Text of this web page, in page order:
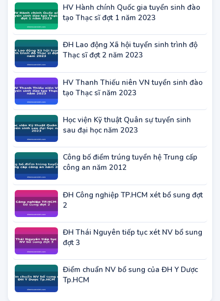
HV Hành chính Quốc gia tuyển sinh đào
tạo Thạc sĩ đợt 1 năm 2023
ĐH Lao động Xã hội tuyển sinh trình độ
Thạc sĩ đợt 2 năm 2023
HV Thanh Thiếu niên VN tuyển sinh đào
tạo Thạc sĩ năm 2023
Học viện Kỹ thuật Quân sự tuyển sinh
sau đại học năm 2023
Công bố điểm trúng tuyển hệ Trung cấp
công an năm 2012
ĐH Công nghiệp TP.HCM xét bổ sung đợt
2
ĐH Thái Nguyên tiếp tục xét NV bổ sung
đợt 3
Điểm chuẩn NV bổ sung của ĐH Y Dược
Tp.HCM